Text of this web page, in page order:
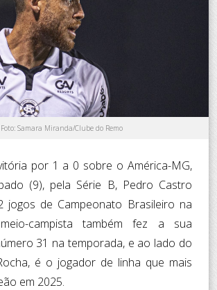
Foto: Samara Miranda/Clube do Remo
por 1 a 0 sobre o América-MG,
(9), pela Série B, Pedro Castro
jogos de Campeonato Brasileiro na
campista também fez a sua
31 na temporada, e ao lado do
é o jogador de linha que mais
em 2025.